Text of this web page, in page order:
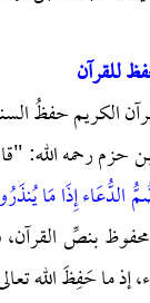
للقرآن
الكريم حفظُ
حزم رحمه الله:
الدُّعَاء إِذَا مَا
بنصِّ
ما حَفِظَ الله